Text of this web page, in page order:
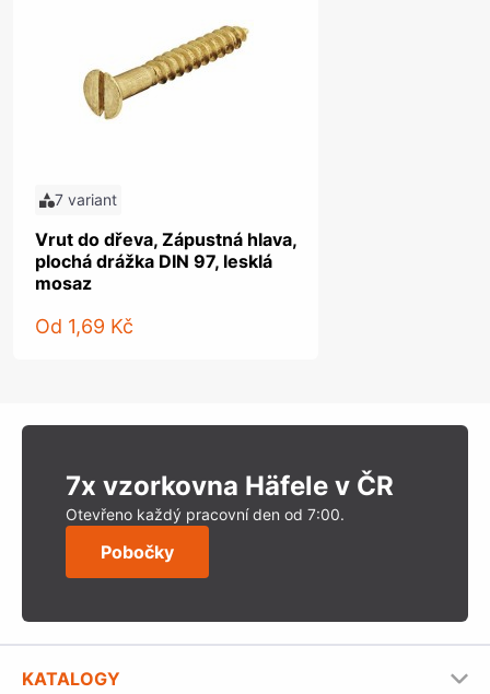
7 variant
Vrut do dřeva, Zápustná hlava,
plochá drážka DIN 97, lesklá
mosaz
Od 1,69 Kč
7x vzorkovna Häfele v ČR
Otevřeno každý pracovní den od 7:00.
Pobočky
KATALOGY